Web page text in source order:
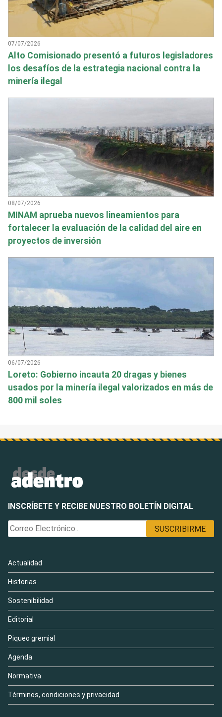
07/07/2026
Alto Comisionado presentó a futuros legisladores
los desafíos de la estrategia nacional contra la
minería ilegal
08/07/2026
MINAM aprueba nuevos lineamientos para
fortalecer la evaluación de la calidad del aire en
proyectos de inversión
06/07/2026
Loreto: Gobierno incauta 20 dragas y bienes
usados por la minería ilegal valorizados en más de
800 mil soles
INSCRÍBETE Y RECIBE NUESTRO BOLETÍN DIGITAL
Actualidad
Historias
Sostenibilidad
Editorial
Piqueo gremial
Agenda
Normativa
Términos, condiciones y privacidad